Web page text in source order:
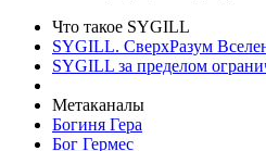
Что такое SYGILL
SYGILL. СверхРазум
SYGILL за пределом
Метаканалы
Богиня Гера
Бог Гермес